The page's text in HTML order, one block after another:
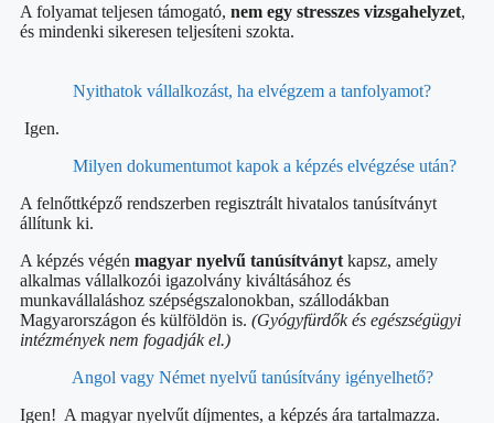
A folyamat teljesen támogató, nem egy stresszes vizsgahelyzet,
és mindenki sikeresen teljesíteni szokta.
Nyithatok vállalkozást, ha elvégzem a tanfolyamot?
Igen.
Milyen dokumentumot kapok a képzés elvégzése után?
A felnőttképző rendszerben regisztrált hivatalos tanúsítványt
állítunk ki.
A képzés végén magyar nyelvű tanúsítványt kapsz, amely
alkalmas vállalkozói igazolvány kiváltásához és
munkavállaláshoz szépségszalonokban, szállodákban
Magyarországon és külföldön is. (Gyógyfürdők és egészségügyi
intézmények nem fogadják el.)
Angol vagy Német nyelvű tanúsítvány igényelhető?
Igen! A magyar nyelvűt díjmentes, a képzés ára tartalmazza.